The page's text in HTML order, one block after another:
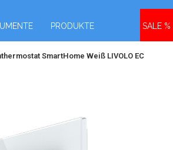
PRODUKTE SALE %
SmartHome Weiß LIVOLO EC